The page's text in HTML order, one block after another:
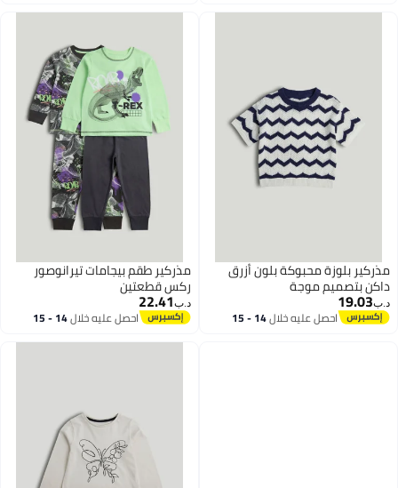
مذركير بلوزة محبوكة بلون أزرق
داكن بتصميم موجة
د.ب‏19.03
احصل عليه خلال 14 - 15
مذركير طقم بيجامات تيرانوصور
ركس قطعتين
د.ب‏22.41
احصل عليه خلال 14 - 15